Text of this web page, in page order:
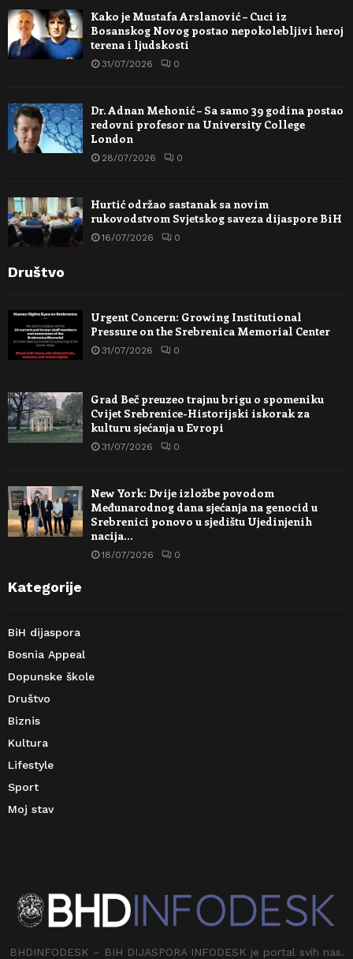
Kako je Mustafa Arslanović – Cuci iz
Bosanskog Novog postao nepokolebljivi heroj
terena i ljudskosti
31/07/2026 0
Dr. Adnan Mehonić – Sa samo 39 godina postao
redovni profesor na University College
London
28/07/2026 0
Hurtić održao sastanak sa novim
rukovodstvom Svjetskog saveza dijaspore BiH
16/07/2026 0
Društvo
Urgent Concern: Growing Institutional
Pressure on the Srebrenica Memorial Center
31/07/2026 0
Grad Beč preuzeo trajnu brigu o spomeniku
Cvijet Srebrenice-Historijski iskorak za
kulturu sjećanja u Evropi
31/07/2026 0
New York: Dvije izložbe povodom
Međunarodnog dana sjećanja na genocid u
Srebrenici ponovo u sjedištu Ujedinjenih
nacija…
18/07/2026 0
Kategorije
BiH dijaspora
Bosnia Appeal
Dopunske škole
Društvo
Biznis
Kultura
Lifestyle
Sport
Moj stav
BHDINFODESK – BIH DIJASPORA INFODESK je portal svih nas.